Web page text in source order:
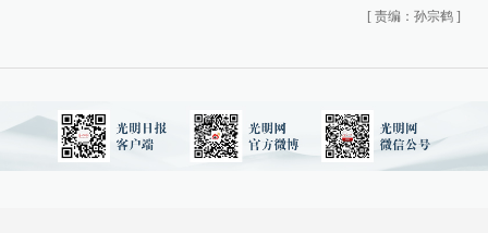
[ 责编：孙宗鹤 ]